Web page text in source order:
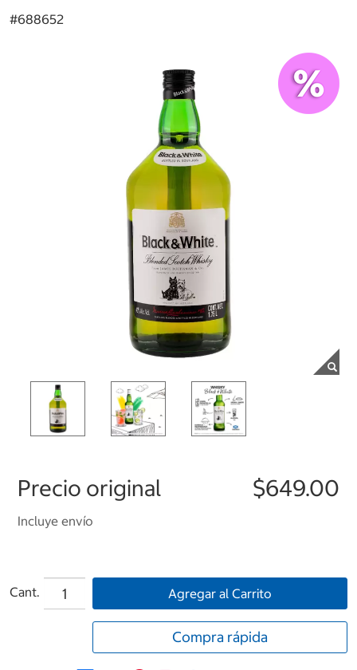
#688652
Precio original $649.00
Incluye envío
Cant. Agregar al Carrito
Compra rápida